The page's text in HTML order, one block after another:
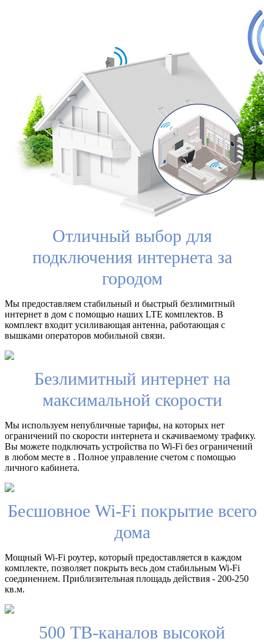
Отличный выбор для
подключения интернета за
городом
Мы предоставляем стабильный и быстрый безлимитный
интернет в дом с помощью наших LTE комплектов. В
комплект входит усиливающая антенна, работающая с
вышками операторов мобильной связи.
Безлимитный интернет на
максимальной скорости
Мы используем непубличные тарифы, на которых нет
ограничений по скорости интернета и скачиваемому трафику.
Вы можете подключать устройства по Wi-Fi без ограничений
в любом месте в . Полное управление счетом с помощью
личного кабинета.
Бесшовное Wi-Fi покрытие всего
дома
Мощный Wi-Fi роутер, который предоставляется в каждом
комплекте, позволяет покрыть весь дом стабильным Wi-Fi
соединением. Приблизительная площадь действия - 200-250
кв.м.
500 ТВ-каналов высокой